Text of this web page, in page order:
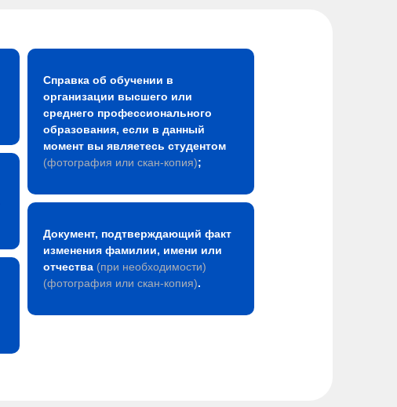
Справка об обучении в
организации высшего или
среднего профессионального
образования, если в данный
момент вы являетесь студентом
(фотография или скан-копия);
Документ, подтверждающий факт
изменения фамилии, имени или
отчества (при необходимости)
(фотография или скан-копия).